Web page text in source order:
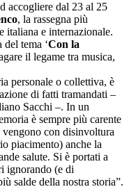
accogliere dal 23 al 25
, la rassegna più
italiana e internazionale.
tema ‘Con la
il legame tra musica,
personale o collettiva, è
di fatti tramandati –
Sacchi –. In un
è sempre più carente
vengono con disinvoltura
piacimento) anche la
salute. Si è portati a
ignorando (e di
salde della nostra storia”.